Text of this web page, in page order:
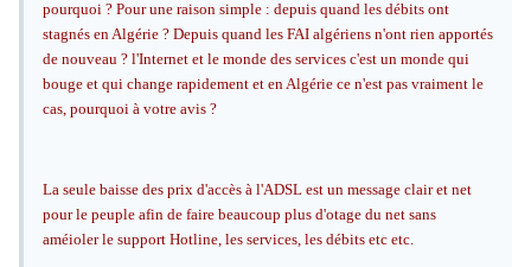
pourquoi ? Pour une raison simple : depuis quand les débits ont
stagnés en Algérie ? Depuis quand les FAI algériens n'ont rien apportés
de nouveau ? l'Internet et le monde des services c'est un monde qui
bouge et qui change rapidement et en Algérie ce n'est pas vraiment le
cas, pourquoi à votre avis ?
La seule baisse des prix d'accès à l'ADSL est un message clair et net
pour le peuple afin de faire beaucoup plus d'otage du net sans
améioler le support Hotline, les services, les débits etc etc.